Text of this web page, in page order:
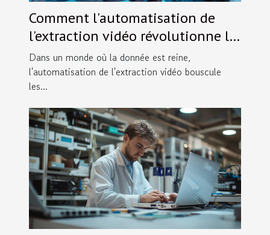
Comment l'automatisation de
l'extraction vidéo révolutionne le
marché des données
Dans un monde où la donnée est reine,
l'automatisation de l'extraction vidéo bouscule
les...